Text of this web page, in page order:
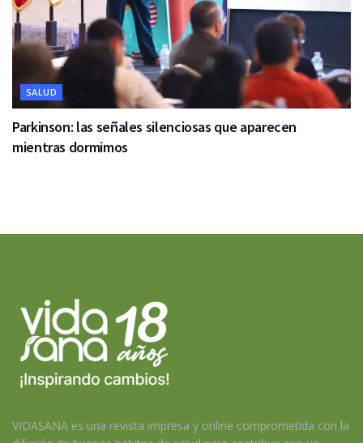
SALUD
Parkinson: las señales silenciosas que aparecen
mientras dormimos
VIDASANA es una revista impresa y online comprometida con la